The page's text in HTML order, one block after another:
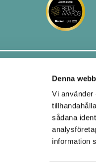
Denna
Vi använder
sådana
information